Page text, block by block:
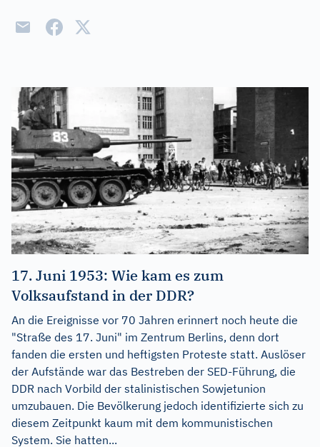
17. Juni 1953: Wie kam es zum
Volksaufstand in der DDR?
An die Ereignisse vor 70 Jahren erinnert noch heute die
"Straße des 17. Juni" im Zentrum Berlins, denn dort
fanden die ersten und heftigsten Proteste statt. Auslöser
der Aufstände war das Bestreben der SED-Führung, die
DDR nach Vorbild der stalinistischen Sowjetunion
umzubauen. Die Bevölkerung jedoch identifizierte sich zu
diesem Zeitpunkt kaum mit dem kommunistischen
System. Sie hatten...